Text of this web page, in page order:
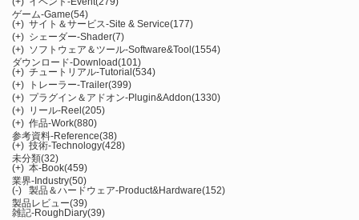
ゲーム-Game(54)
(+) サイト＆サービス-Site & Service(177)
(+) シェーダー-Shader(7)
(+) ソフトウェア＆ツール-Software&Tool (1554)
ダウンロード-Download(101)
(+) チュートリアル-Tutorial (534)
(+)
トレーラー-Trailer(399)
(+) プラグイン＆アドオン-Plugin&Addon(1330)
(+) リール-Reel (205)
(+) 作品-Work(880)
参考資料-Reference(38)
(+) 技術-Technology(428)
未分類(32)
(+) 本-Book(459)
業界-Industry(50)
(-)
製品＆ハードウェア-Product&Hardware(152)
製品レビュー(39)
雑記-RoughDiary(39)